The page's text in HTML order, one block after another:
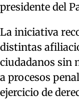
presidente del
La iniciativa
distintas
ciudadanos sin
a procesos
ejercicio de